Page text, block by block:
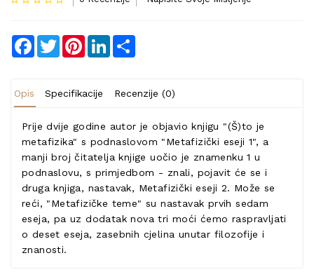
Facebook
TwitterPinterestLinkedIn
Opis Specifikacije Recenzije (0)
Prije dvije godine autor je objavio knjigu "(Š)to je
metafizika" s podnaslovom "Metafizički eseji 1", a
manji broj čitatelja knjige uočio je znamenku 1 u
podnaslovu, s primjedbom - znali, pojavit će se i
druga knjiga, nastavak, Metafizički eseji 2. Može se
reći, "Metafizičke teme" su nastavak prvih sedam
eseja, pa uz dodatak nova tri moći ćemo raspravljati
o deset eseja, zasebnih cjelina unutar filozofije i
znanosti.